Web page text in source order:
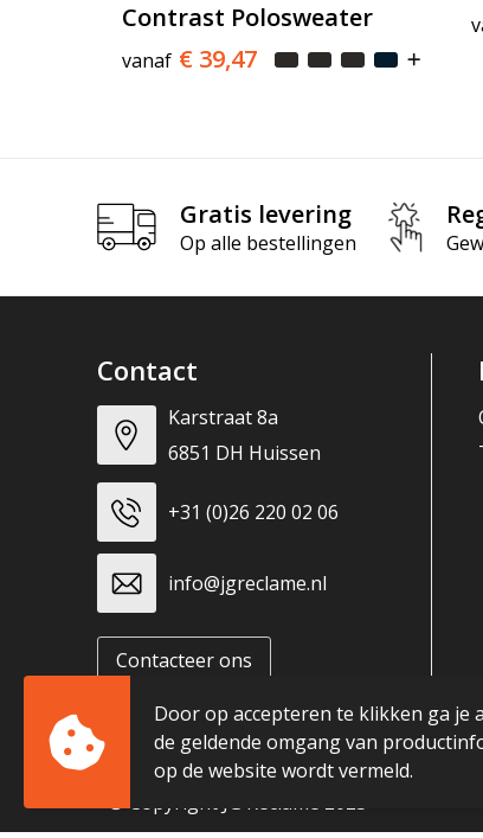
Contrast Polosweater
vanaf € 39,47
Gratis levering
Op alle bestellingen
Contact
Karstraat 8a
6851 DH Huissen
+31 (0)26 220 02 06
info@jgreclame.nl
Contacteer ons
© Copyright JG Reclame 2023
Door op accepteren te klikken ga je
de geldende omgang van
op de website wordt vermeld.